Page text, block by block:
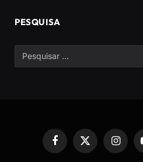
PESQUISA
Facebook
X
(Twitter)